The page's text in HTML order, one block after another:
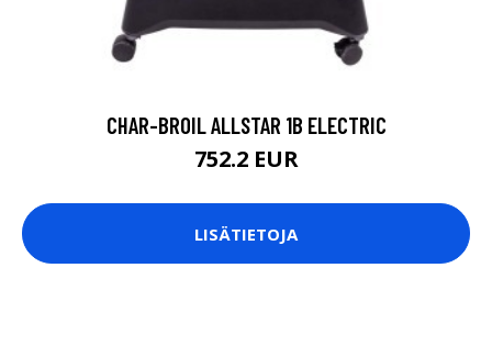
CHAR-BROIL ALLSTAR 1B ELECTRIC
752.2 EUR
LISÄTIETOJA